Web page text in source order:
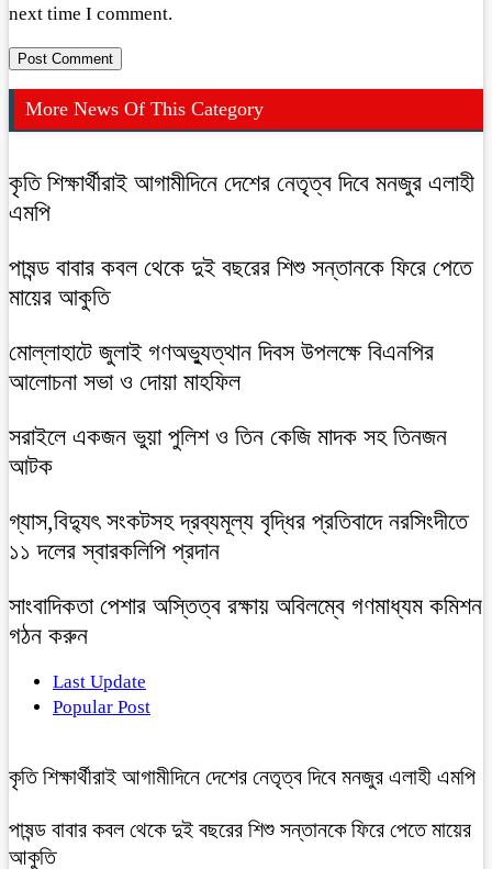
next time I comment.
More News Of This Category
কৃতি শিক্ষার্থীরাই আগামীদিনে দেশের নেতৃত্ব দিবে মনজুর এলাহী
এমপি
পাষন্ড বাবার কবল থেকে দুই বছরের শিশু সন্তানকে ফিরে পেতে
মায়ের আকুতি
মোল্লাহাটে জুলাই গণঅভ্যুত্থান দিবস উপলক্ষে বিএনপির
আলোচনা সভা ও দোয়া মাহফিল
সরাইলে একজন ভুয়া পুলিশ ও তিন কেজি মাদক সহ তিনজন
আটক
গ্যাস,বিদ্যুৎ সংকটসহ দ্রব্যমূল্য বৃদ্ধির প্রতিবাদে নরসিংদীতে
১১ দলের স্বারকলিপি প্রদান
সাংবাদিকতা পেশার অস্তিত্ব রক্ষায় অবিলম্বে গণমাধ্যম কমিশন
গঠন করুন
Last Update
Popular Post
কৃতি শিক্ষার্থীরাই আগামীদিনে দেশের নেতৃত্ব দিবে মনজুর এলাহী এমপি
পাষন্ড বাবার কবল থেকে দুই বছরের শিশু সন্তানকে ফিরে পেতে মায়ের
আকুতি